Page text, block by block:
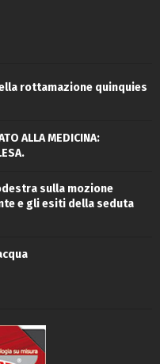
rottamazione quinquies
ALLA MEDICINA:
sulla mozione
e gli esiti della seduta